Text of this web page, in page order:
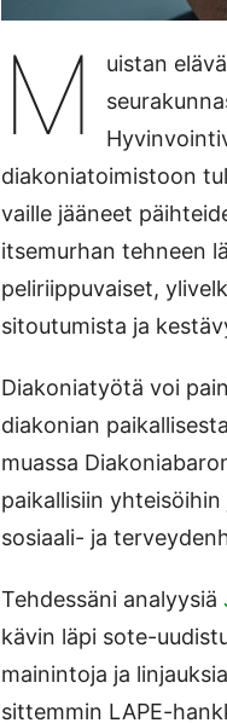
M
uistan
diakoniatoimistoon
vaille jääneet
itsemurhan tehneen
peliriippuvaiset,
sitoutumista ja
Diakoniatyötä voi
diakonian
muassa
paikallisiin
sosiaali- ja
Tehdessäni analyysiä
kävin läpi sote-
mainintoja ja
sittemmin LAPE-